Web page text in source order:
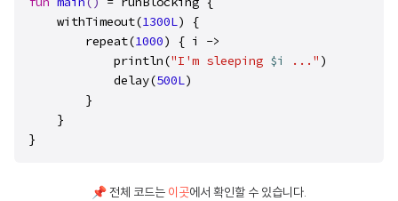
    withTimeout(
1300L) {
        repeat(
1000) { i ->
            println(
"I'm sleeping $i ..." )
            delay(
500L)
        }
    }
}
📌 전체 코드는 이곳에서 확인할 수 있습니다.